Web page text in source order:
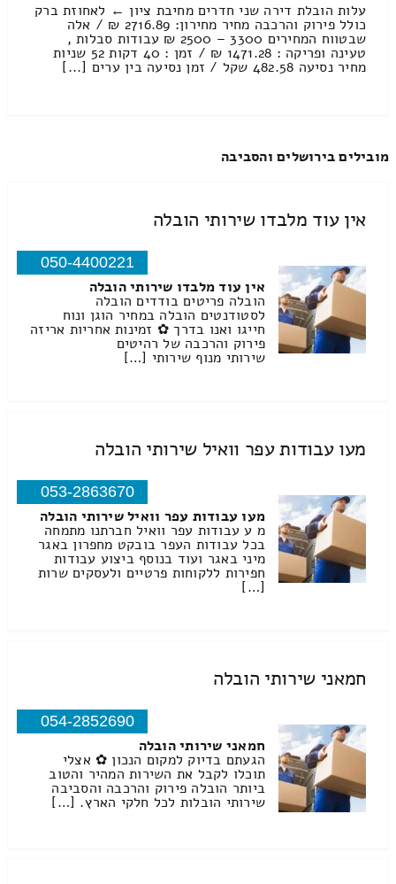
עלות הובלת דירה שני חדרים מחיבת ציון ← לאחוזת ברק
כולל פירוק והרכבה מחיר מחירון: 2716.89 ₪ / אלה
שבטווח המחירים 3300 – 2500 ₪ עבודות סבלות ,
טעינה ופריקה : 1471.28 ₪ / זמן : 40 דקות 52 שניות
מחיר נסיעה 482.58 שקל / זמן נסיעה בין ערים [...]
מובילים בירושלים והסביבה
אין עוד מלבדו שירותי הובלה
050-4400221
אין עוד מלבדו שירותי הובלה
הובלה פריטים בודדים הובלה
לסטודנטים הובלה במחיר הוגן ונוח
חייגו ואנו בדרך ✿ זמינות אחריות אריזה
פירוק והרכבה של רהיטים
שירותי מנוף שירותי […]
מעו עבודות עפר וואיל שירותי הובלה
053-2863670
מעו עבודות עפר וואיל שירותי הובלה
מ ע עבודות עפר וואיל חברתנו מתמחה
בכל עבודות העפר בובקט מחפרון באגר
מיני באגר ועוד בנוסף ביצוע עבודות
חפירות ללקוחות פרטיים ולעסקים שרות
[…]
חמאני שירותי הובלה
054-2852690
חמאני שירותי הובלה
הגעתם בדיוק למקום הנכון ✿ אצלי
תוכלו לקבל את השירות המהיר והטוב
ביותר הובלה פירוק והרכבה והסביבה
שירותי הובלות לכל חלקי הארץ. […]